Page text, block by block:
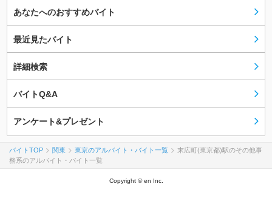
あなたへのおすすめバイト
最近見たバイト
詳細検索
バイトQ&A
アンケート&プレゼント
バイトTOP 関東 東京のアルバイト・バイト一覧
末広町(東京都)駅のその他事
務系のアルバイト・バイト一覧
Copyright © en Inc.